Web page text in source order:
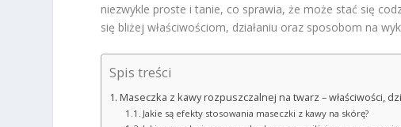
niezwykle proste i tanie, co sprawia, że może stać się
się bliżej właściwościom, działaniu oraz sposobom na
Spis treści
Maseczka z kawy rozpuszczalnej na twarz – właściwości,
Jakie są efekty stosowania maseczki z kawy na skórę?